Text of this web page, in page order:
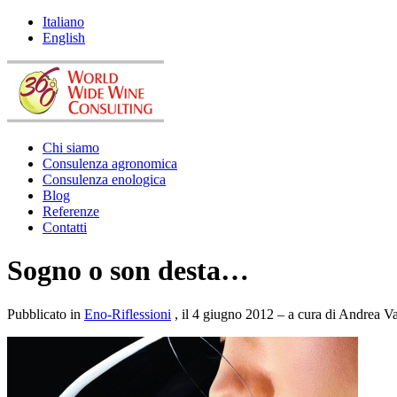
Italiano
English
Chi siamo
Consulenza agronomica
Consulenza enologica
Blog
Referenze
Contatti
Sogno o son desta…
Pubblicato in Eno-Riflessioni , il 4 giugno 2012 – a cura di Andrea